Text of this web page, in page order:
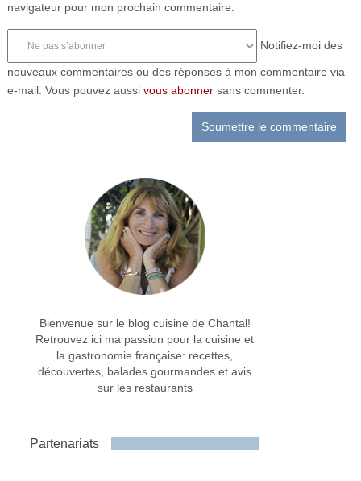
navigateur pour mon prochain commentaire.
Notifiez-moi des
nouveaux commentaires ou des réponses à mon commentaire via
e-mail. Vous pouvez aussi vous abonnersans commenter.
Bienvenue sur le blog cuisine de Chantal!
Retrouvez ici ma passion pour la cuisine et
la gastronomie française: recettes,
découvertes, balades gourmandes et avis
sur les restaurants
Partenariats